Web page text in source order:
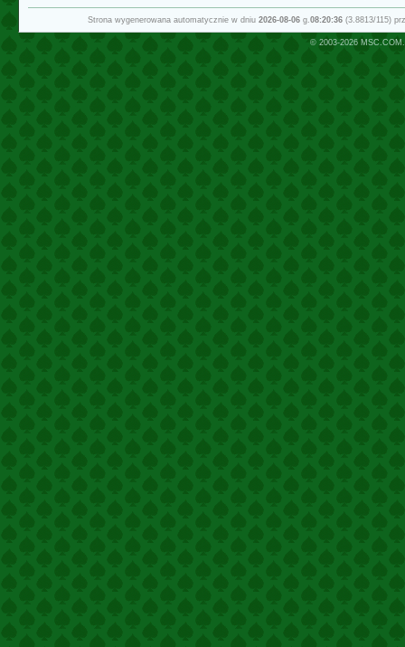
Strona wygenerowana automatycznie w dniu 2026-08-06 g.08:20:36 (3.8813/115)
© 2003-2026